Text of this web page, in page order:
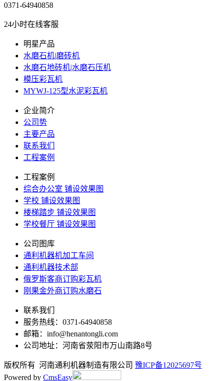
0371-64940858
24小时在线客服
明星产品
水磨石机|磨砖机
水磨石地砖机|水磨石压机
模压彩瓦机
MYWJ-125型水泥彩瓦机
企业简介
公司势
主要产品
联系我们
工程案例
工程案例
综合办公室 铺设效果图
学校 铺设效果图
楼梯踏步 铺设效果图
学校餐厅 铺设效果图
公司图库
通利机器机加工车间
通利机器技术部
俄罗斯客商订购彩瓦机
刚果金外商订购水磨石
联系我们
服务热线：0371-64940858
邮箱：info@henantongli.com
公司地址：河南省荥阳市万山南路8号
版权所有 河南通利机器制造有限公司 豫ICP备12025697号
Powered by CmsEasy